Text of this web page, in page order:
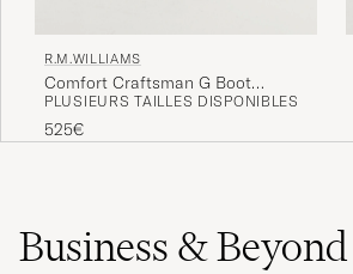
R.M.WILLIAMS
Comfort Craftsman G Boot
Yearling Black
PLUSIEURS TAILLES DISPONIBLES
525€
Business & Beyond